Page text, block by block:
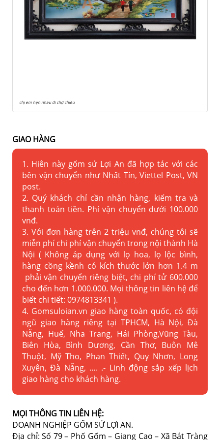
chị em hẹn nhau đi chợ chiều
GIAO HÀNG
1. Hiên này gốm sứ Lợi An đã hợp tác với các
bên vận chuyển như Nhất Tín, Viettel Post, VN
post.
2. Quý khách chỉ cần nhận hàng, kiểm tra và
thanh toán tiền. Phí vận chuyển dưới 100.000
vnđ.
3. Với đơn hàng trên 2 triệu vnđ, chúng tôi sẽ
miễn phí chi phí vận chuyển trong nội thành Hà
Nội ( Không áp dụng với lọ hoa, lọ lộc bình,
hàng cồng kềnh có kích thước lớn hơn 1.4 m
phải vận chuyển riêng biệt, chi phí tử 600.000
cho đến hơn 1.000.000. Mọi thông tin liên hệ để
biết chi tiết: 0974813341 ).
4. Gomsuloian.vn giao hàng toàn quốc, có đội
ngũ giao hàng riêng tại TPHCM, Hà Nội, Đà
Nẵng, Huế, Nha Trang, Hải Phòng,Vũng Tàu,
Biên Hòa, Bình Dương, Cần Thơ, Buôn Mê
Thuột, Mỹ Tho, Phan Thiết, Quy Nhơn, Long
Xuyên, Đà Nẵng, …. .- Linh động sắp xếp lịch
giao hàng cho khách hàng.
MỌI THÔNG TIN LIÊN HỆ:
DOANH NGHIỆP GỐM SỨ LỢI AN.
Địa chỉ: Số 79 – Phố Gốm – Giang Cao – Xã Bát Tràng